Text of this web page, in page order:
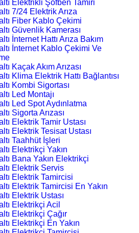
Elektrikli Şofben Tamiri
7/24 Elektrik Arıza
Fiber Kablo Çekimi
Güvenlik Kamerası
İnternet Hattı Arıza Bakım
İnternet Kablo Çekimi Ve
Kaçak Akım Arızası
Klima Elektrik Hattı Bağlantısı
Kombi Sigortası
Led Montajı
Led Spot Aydınlatma
Sigorta Arızası
Elektrik Tamir Ustası
Elektrik Tesisat Ustası
Taahhüt İşleri
Elektrikçi Yakın
Bana Yakın Elektrikçi
Elektrik Servis
Elektrik Tamircisi
Elektrik Tamircisi En Yakın
Elektrik Ustası
Elektrikçi Acil
Elektrikçi Çağır
Elektrikçi En Yakın